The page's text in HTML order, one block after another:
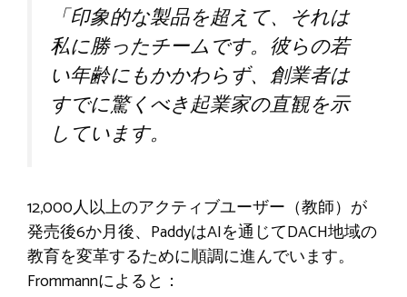
「印象的な製品を超えて、それは
私に勝ったチームです。彼らの若
い年齢にもかかわらず、創業者は
すでに驚くべき起業家の直観を示
しています。
12,000人以上のアクティブユーザー（教師）が
発売後6か月後、PaddyはAIを通じてDACH地域の
教育を変革するために順調に進んでいます。
Frommannによると：